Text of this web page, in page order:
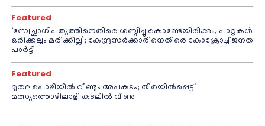
Featured
‘സ്വേച്ഛാധിപത്യത്തിനെതിരെ ശബ്ദിച്ചു കൊണ്ടേയിരിക്കും, പാറ്റകൾ
ഒരിക്കലും മരിക്കില്ല’; കേന്ദ്രസർക്കാരിനെതിരെ കോക്രോച്ച് ജനത
പാർട്ടി
Featured
മുതലപൊഴിയിൽ വീണ്ടും അപകടം; തിരയിൽപ്പെട്ട്
മത്സ്യത്തൊഴിലാളി കടലിൽ വീണു